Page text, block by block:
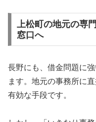
上松町の地元の専
窓口へ
長野にも、借金問題に
ます。地元の事務所に
有効な手段です。